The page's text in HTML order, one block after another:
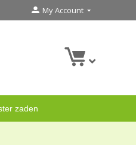
My Account
zaden